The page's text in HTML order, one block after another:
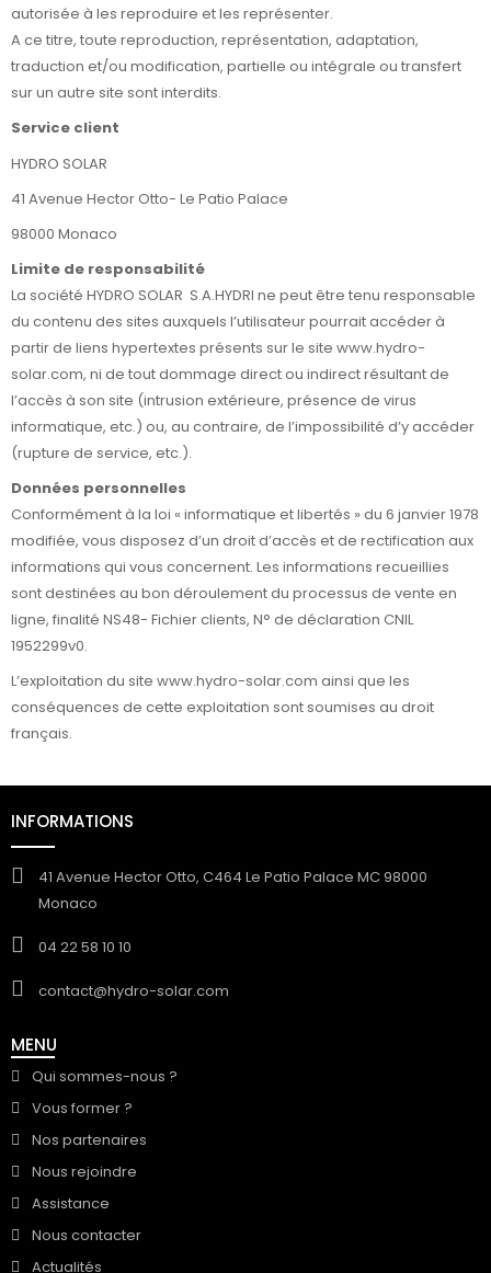
autorisée à les reproduire et les représenter.
A ce titre, toute reproduction, représentation, adaptation,
traduction et/ou modification, partielle ou intégrale ou transfert
sur un autre site sont interdits.
Service client
HYDRO SOLAR
41 Avenue Hector Otto- Le Patio Palace
98000 Monaco
Limite de responsabilité
La société HYDRO SOLAR S.A.HYDRI ne peut être tenu responsable
du contenu des sites auxquels l’utilisateur pourrait accéder à
partir de liens hypertextes présents sur le site www.hydro-
solar.com, ni de tout dommage direct ou indirect résultant de
l’accès à son site (intrusion extérieure, présence de virus
informatique, etc.) ou, au contraire, de l’impossibilité d’y accéder
(rupture de service, etc.).
Données personnelles
Conformément à la loi « informatique et libertés » du 6 janvier 1978
modifiée, vous disposez d’un droit d’accès et de rectification aux
informations qui vous concernent. Les informations recueillies
sont destinées au bon déroulement du processus de vente en
ligne, finalité NS48- Fichier clients, N° de déclaration CNIL
1952299v0.
L’exploitation du site www.hydro-solar.com ainsi que les
conséquences de cette exploitation sont soumises au droit
français.
INFORMATIONS
41 Avenue Hector Otto, C464 Le Patio Palace MC 98000
Monaco
04 22 58 10 10
contact@hydro-solar.com
MENU
Qui sommes-nous ?
Vous former ?
Nos partenaires
Nous rejoindre
Assistance
Nous contacter
Actualités